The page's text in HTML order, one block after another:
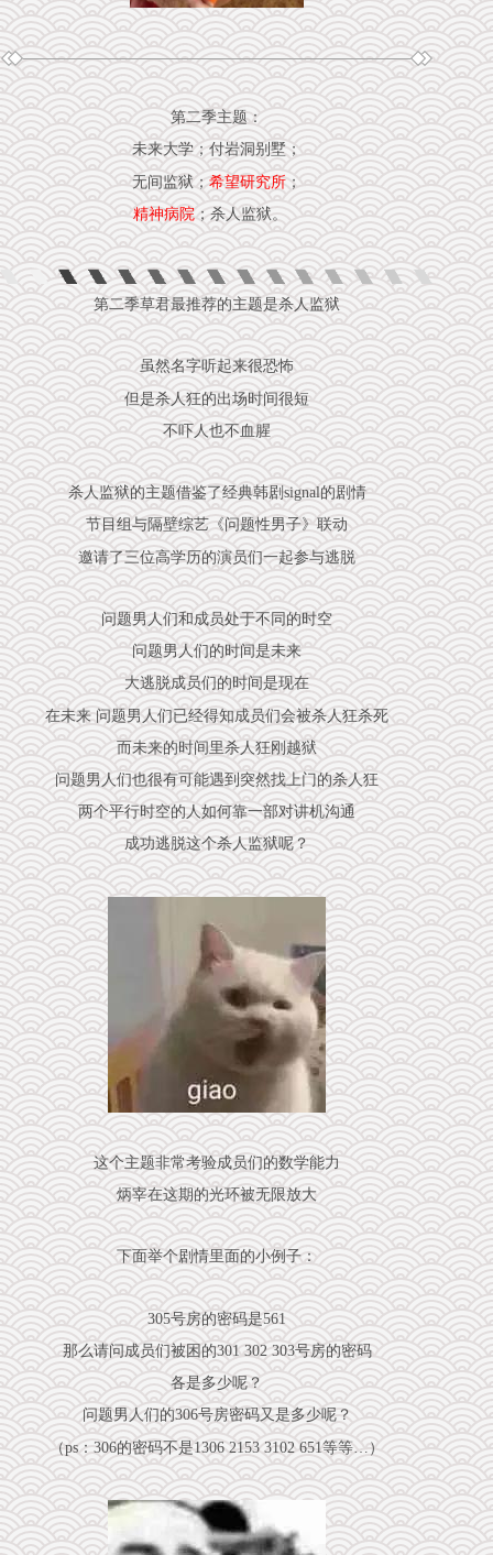
第二季主题：
未来大学；付岩洞别墅；
无间监狱；希望研究所；
精神病院；杀人监狱。
第二季草君最推荐的主题是杀人监狱
虽然名字听起来很恐怖
但是杀人狂的出场时间很短
不吓人也不血腥
杀人监狱的主题借鉴了经典韩剧signal的剧情
节目组与隔壁综艺《问题性男子》联动
邀请了三位高学历的演员们一起参与逃脱
问题男人们和成员处于不同的时空
问题男人们的时间是未来
大逃脱成员们的时间是现在
在未来 问题男人们已经得知成员们会被杀人狂杀死
而未来的时间里杀人狂刚越狱
问题男人们也很有可能遇到突然找上门的杀人狂
两个平行时空的人如何靠一部对讲机沟通
成功逃脱这个杀人监狱呢？
这个主题非常考验成员们的数学能力
炳宰在这期的光环被无限放大
下面举个剧情里面的小例子：
305号房的密码是561
那么请问成员们被困的301 302 303号房的密码
各是多少呢？
问题男人们的306号房密码又是多少呢？
（ps：306的密码不是1306 2153 3102 651等等…）